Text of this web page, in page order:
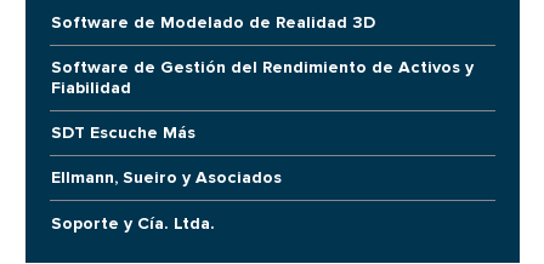
Software de Modelado de Realidad 3D
Software de Gestión del Rendimiento de Activos y
Fiabilidad
SDT Escuche Más
Ellmann, Sueiro y Asociados
Soporte y Cía. Ltda.